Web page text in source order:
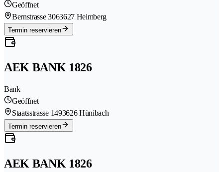
Geöffnet
Bernstrasse 3063627 Heimberg
Termin reservieren
AEK BANK 1826
Bank
Geöffnet
Staatsstrasse 1493626 Hünibach
Termin reservieren
AEK BANK 1826